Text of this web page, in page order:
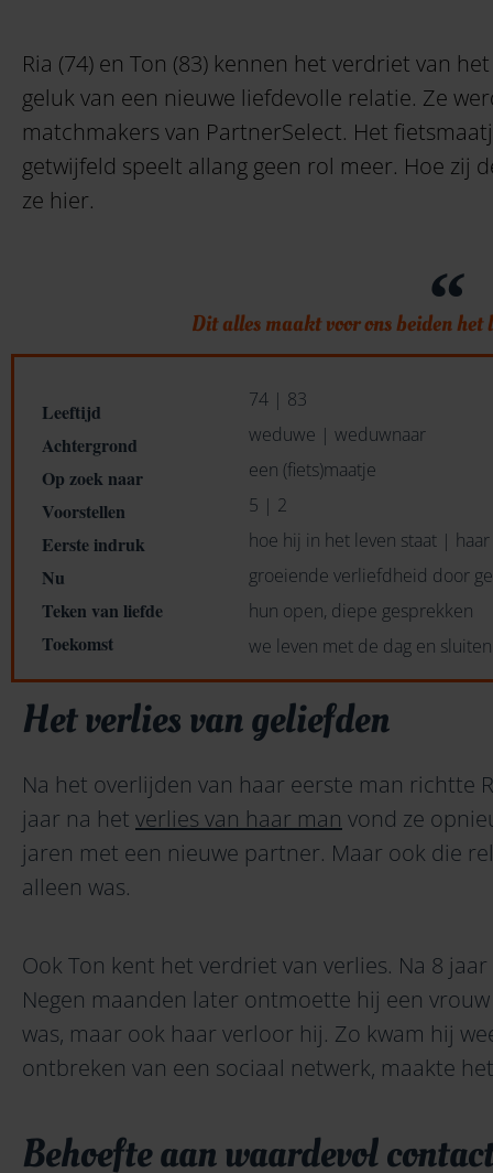
Ria (74) en Ton (83) kennen het verdriet van
geluk van een nieuwe liefdevolle relatie. Ze
matchmakers van PartnerSelect. Het
getwijfeld speelt allang geen rol meer. Hoe zij
ze hier.
Dit alles maakt voor ons beiden het
Leeftijd
Achtergrond
Op zoek naar
Voorstellen
Eerste indruk
Nu
Teken van liefde
Toekomst
74 | 83
weduwe | weduwnaar
een (fiets)maatje
5 | 2
hoe hij in het leven staat |
groeiende verliefdheid door
hun open, diepe gesprekken
we leven met de dag en
Het verlies van geliefden
Na het overlijden van haar eerste man richtte
jaar na het verlies van haar man vond ze
jaren met een nieuwe partner. Maar ook die
alleen was.
Ook Ton kent het verdriet van verlies. Na 8
Negen maanden later ontmoette hij een
was, maar ook haar verloor hij. Zo kwam hij
ontbreken van een sociaal netwerk, maakte
Behoefte aan waardevol